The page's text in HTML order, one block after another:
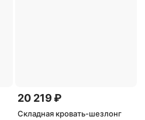
20 219 ₽
Складная кровать-шезлонг